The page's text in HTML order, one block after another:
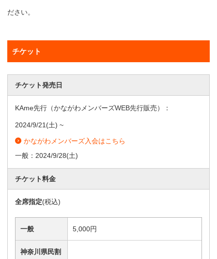
ださい。
チケット
チケット発売日
KAme先行（かながわメンバーズWEB先行販売）：
2024/9/21(土) ~
かながわメンバーズ入会はこちら
一般： 2024/9/28(土)
チケット料金
全席指定(税込)
一般 5,000円
神奈川県民割